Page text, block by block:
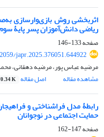
اثربخشی روش بازی‌وارسازی
ریاضی دانش‌آموزان پسر پایۀ
صفحه133-146
japr.2025.376051.644922
مرضیه عباس پور، مرضیه دهقانی،
مشاهده مقاله
اصل مقاله K
رابطۀ مدل فراشناختی و
حمایت اجتماعی در نوجوانان
صفحه147-162